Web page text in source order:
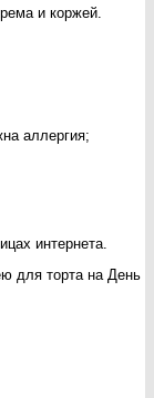
и коржей.
аллергия;
интернета.
для торта на День